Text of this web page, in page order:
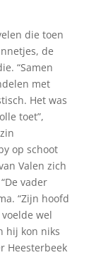
die toen
de
“Samen
met
Het was
toet”,
op schoot
Valen zich
vader
“Zijn hoofd
wel
hij kon niks
Heesterbeek